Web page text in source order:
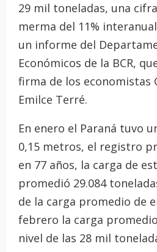
29 mil toneladas, una
merma del 11%
un informe del
Económicos de la BCR,
firma de los economistas
Emilce Terré.
En enero el Paraná tuvo
0,15 metros, el registro
en 77 años, la carga de
promedió 29.084
de la carga promedio de
febrero la carga
nivel de las 28 mil